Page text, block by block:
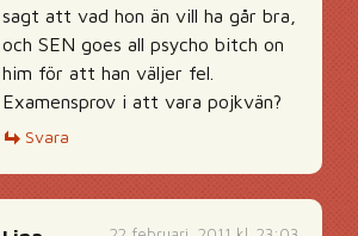
sagt att vad hon än vill ha går bra,
och SEN goes all psycho bitch on
him för att han väljer fel.
Examensprov i att vara pojkvän?
Svara